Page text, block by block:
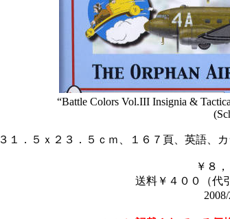
“Battle Colors Vol.III Insignia &
３１．５ｘ２３．５ｃｍ、１６７頁、英語、
￥８
送料￥４００（代